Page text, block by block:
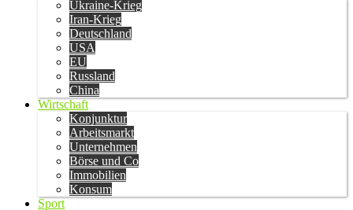
Ukraine-Krieg
Iran-Krieg
Deutschland
USA
EU
Russland
China
Wirtschaft
Konjunktur
Arbeitsmarkt
Unternehmen
Börse und Co
Immobilien
Konsum
Sport